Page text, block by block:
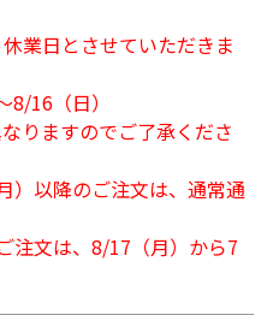
業日とさせていただきま
16（日）
りますのでご了承くださ
）以降のご注文は、通常通
注文は、8/17（月）から7